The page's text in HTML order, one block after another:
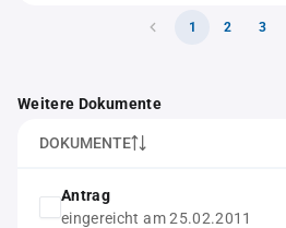
1 2 3
Weitere Dokumente
DOKUMENTE
Antrag
eingereicht am 25.02.2011